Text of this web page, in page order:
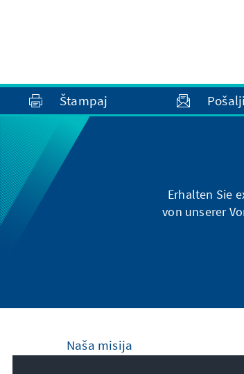
Štampaj
Erhalten Sie
von unserer
Naša misija